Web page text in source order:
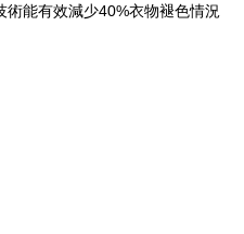
能有效減少40%衣物褪色情況